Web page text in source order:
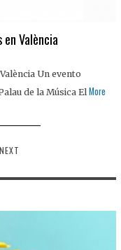
València
Un evento
de la Música El More
NEXT